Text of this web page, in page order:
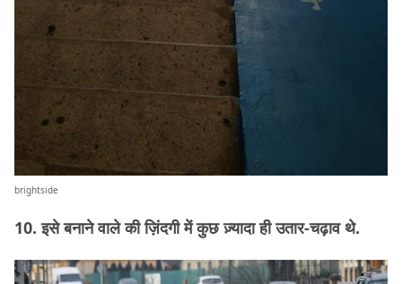
brightside
10. इसे बनाने वाले की ज़िंदगी में कुछ ज़्यादा ही उतार-चढ़ाव थे.